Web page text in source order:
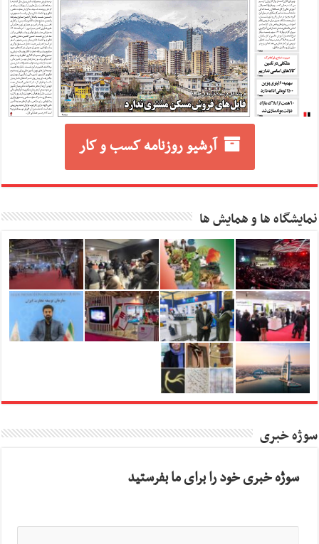
آرشیو روزنامه کسب و کار
نمایشگاه ها و همایش ها
سوژه خبری
سوژه خبری خود را برای ما بفرستید